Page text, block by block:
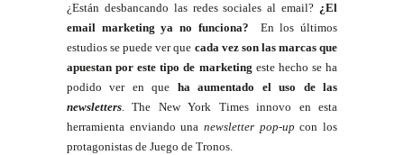
¿Están desbancando las redes sociales al email? ¿El
email marketing ya no funciona? En los últimos
estudios se puede ver que cada vez son las marcas que
apuestan por este tipo de marketing este hecho se ha
podido ver en que ha aumentado el uso de las
newsletters. The New York Times innovo en esta
herramienta enviando una newsletter pop-up con los
protagonistas de Juego de Tronos.